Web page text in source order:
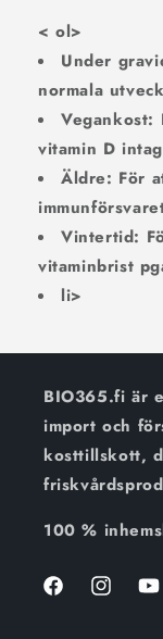
< ol>
Under
normala
Vegankost:
vitamin D
Äldre: För
Vintertid:
vitaminbrist
li>
BIO365.fi är
import och
kosttillskott,
100 %
FacebookInstagram